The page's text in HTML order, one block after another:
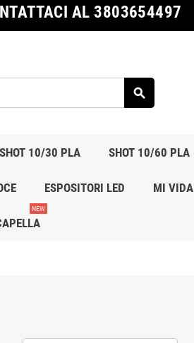
AL 3803654497
search
10/30 PLA SHOT 10/60 PLA
ESPOSITORI LED MI VIDA
NEW